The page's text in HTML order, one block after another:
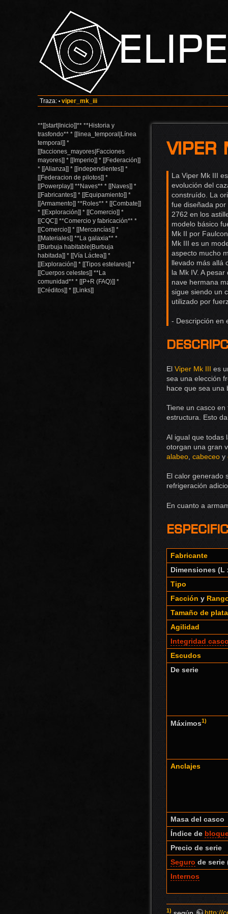
Traza: • viper_mk_iii
**[[start|Inicio]]** **Historia y
trasfondo** * [[linea_temporal|Línea
temporal]] *
[[facciones_mayores|Facciones
mayores]] * [[Imperio]] * [[Federación]]
* [[Alianza]] * [[independientes]] *
[[Federacion de pilotos]] *
[[Powerplay]] **Naves** * [[Naves]] *
[[Fabricantes]] * [[Equipamiento]] *
[[Armamento]] **Roles** * [[Combate]]
* [[Exploración]] * [[Comercio]] *
[[CQC]] **Comercio y fabricación** *
[[Comercio]] * [[Mercancías]] *
[[Materiales]] **La galaxia** *
[[Burbuja habitable|Burbuja
habitada]] * [[Vía Láctea]] *
[[Exploración]] * [[Tipos estelares]] *
[[Cuerpos celestes]] **La
comunidad** * [[P+R (FAQ)]] *
[[Créditos]] * [[Links]]
Viper
La Viper Mk III
evolución del
construído. La
fue diseñada
2762 en los
modelo básico
Mk II por
Mk III es un
aspecto mucho
llevado más allá
la Mk IV. A
nave hermana
sigue siendo un
utilizado por
- Descripción en
El Viper Mk III es
sea una elección
hace que sea una
Tiene un casco
estructura. Esto
Al igual que todas
otorgan una gran
alabeo, cabeceoy
El calor generado
refrigeración
En cuanto a
Fabricante
Dimensiones (L
Tipo
Facción y
Tamaño de
Agilidad
Integridad
Escudos
De serie
Máximos1)
Anclajes
Masa del casco
Índice de
Precio de serie
Seguro de serie
Internos
1)